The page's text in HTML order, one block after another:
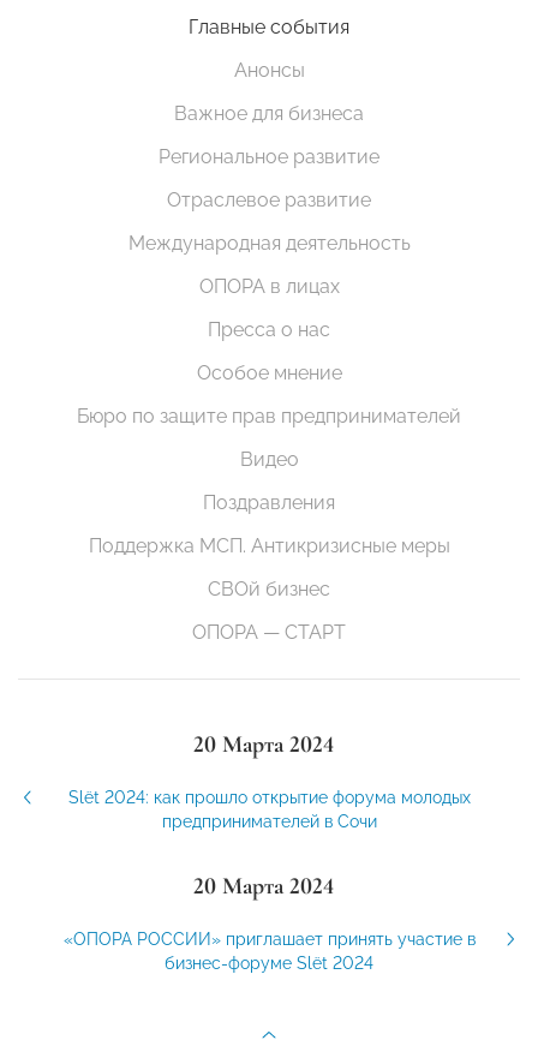
Главные события
Анонсы
Важное для бизнеса
Региональное развитие
Отраслевое развитие
Международная деятельность
ОПОРА в лицах
Пресса о нас
Особое мнение
Бюро по защите прав предпринимателей
Видео
Поздравления
Поддержка МСП. Антикризисные меры
СВОй бизнес
ОПОРА — СТАРТ
20 Марта 2024
Slёt 2024: как прошло открытие форума молодых
предпринимателей в Сочи
20 Марта 2024
«ОПОРА РОССИИ» приглашает принять участие в
бизнес-форуме Slёt 2024